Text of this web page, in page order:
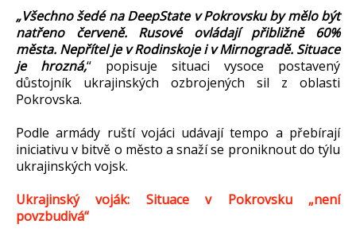
„Všechno šedé na DeepState v Pokrovsku by mělo být
natřeno červeně. Rusové ovládají přibližně 60%
města. Nepřítel je v Rodinskoje i v Mirnogradě. Situace
je hrozná,“ popisuje situaci vysoce postavený
důstojník ukrajinských ozbrojených sil z oblasti
Pokrovska.
Podle armády ruští vojáci udávají tempo a přebírají
iniciativu v bitvě o město a snaží se proniknout do týlu
ukrajinských vojsk.
Ukrajinský voják: Situace v Pokrovsku „není
povzbudivá“